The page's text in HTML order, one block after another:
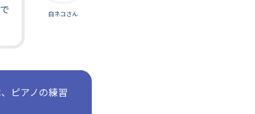
白ネコさん
ピアノの練習